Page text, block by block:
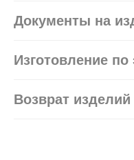
Документы на
Изготовление
Возврат изделий